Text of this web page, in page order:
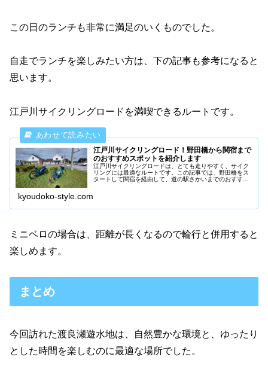
この日のランチも非常に満足のいくものでした。
自走でランチを楽しみたい方は、下の記事も参考になると
思います。
江戸川サイクリングロードを満喫できるルートです。
江戸川サイクリングロード！野田橋から関宿まで
のおすすめスポットを紹介します
江戸川サイクリングロードは、とても走りやすく、サイク
リングには最適なルートです。この記事では、野田橋をス
タートして関宿を経由して、道の駅さかいまでのおすすめ
kyoudoko-style.com
ミニベロの場合は、距離が長くなるので輪行と併用すると
楽しめます。
まとめ
今回訪れた渡良瀬遊水地は、自然豊かな環境と、ゆったり
とした時間を楽しむのに最適な場所でした。